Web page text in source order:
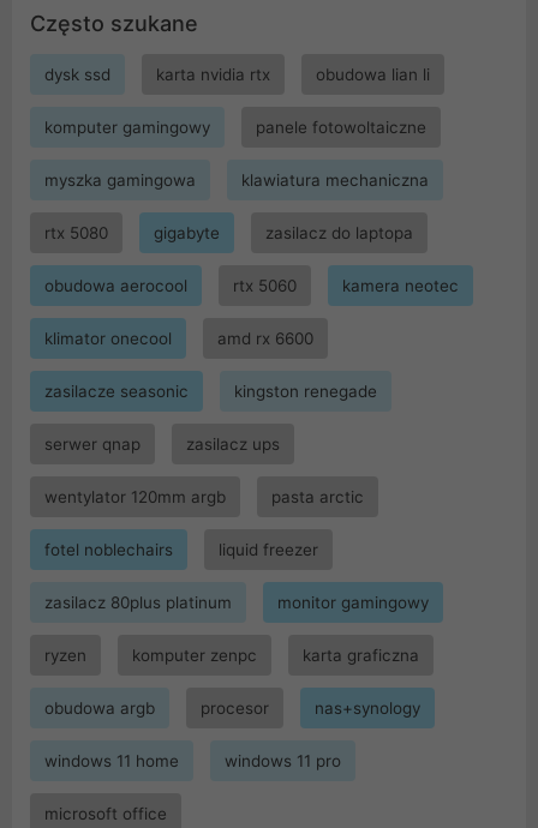
Często szukane
dysk ssd karta nvidia rtx obudowa lian li
komputer gamingowy panele fotowoltaiczne
myszka gamingowa klawiatura mechaniczna
rtx 5080 gigabyte zasilacz do laptopa
obudowa aerocool rtx 5060 kamera neotec
klimator onecool amd rx 6600
zasilacze seasonic kingston renegade
serwer qnap zasilacz ups
wentylator 120mm argb pasta arctic
fotel noblechairs liquid freezer
zasilacz 80plus platinum monitor gamingowy
ryzen komputer zenpc karta graficzna
obudowa argb procesor nas+synology
windows 11 home windows 11 pro
microsoft office